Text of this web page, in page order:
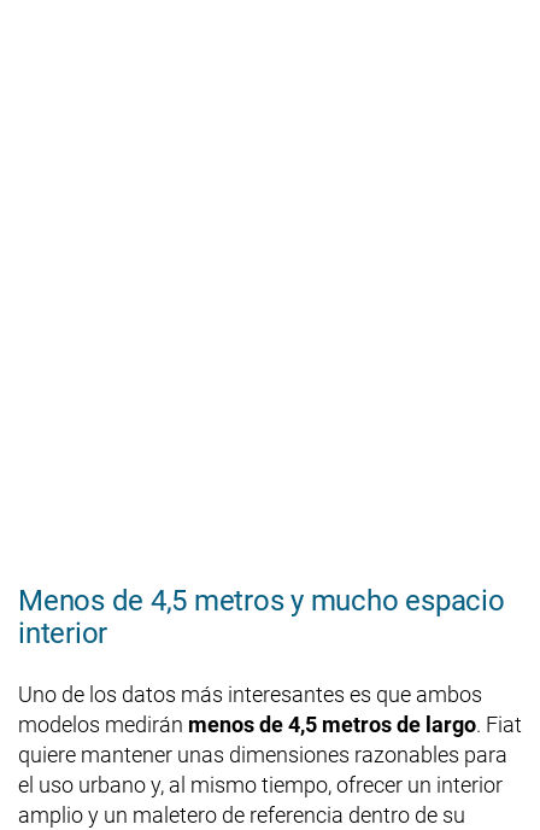
Menos de 4,5 metros y mucho espacio
interior
Uno de los datos más interesantes es que ambos
modelos medirán menos de 4,5 metros de largo. Fiat
quiere mantener unas dimensiones razonables para
el uso urbano y, al mismo tiempo, ofrecer un interior
amplio y un maletero de referencia dentro de su